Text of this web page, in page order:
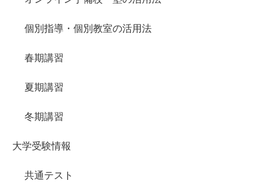
個別指導・個別教室の活用法
春期講習
夏期講習
冬期講習
大学受験情報
共通テスト